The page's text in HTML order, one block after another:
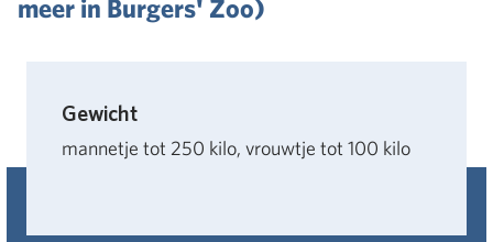
meer in Burgers' Zoo)
Gewicht
mannetje tot 250 kilo, vrouwtje tot 100 kilo